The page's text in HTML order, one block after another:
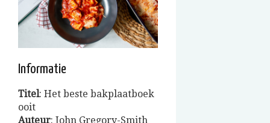
Informatie
Titel: Het beste bakplaatboek
ooit
Auteur: John Gregory-Smith